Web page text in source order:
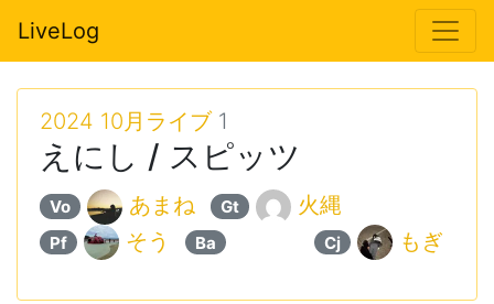
LiveLog
2024 10月ライブ1
えにし / スピッツ
Vo あまね Gt 火縄
Pf そう Ba Cj もぎ